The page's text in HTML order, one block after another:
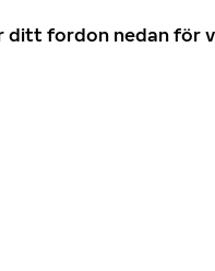
ditt fordon nedan för